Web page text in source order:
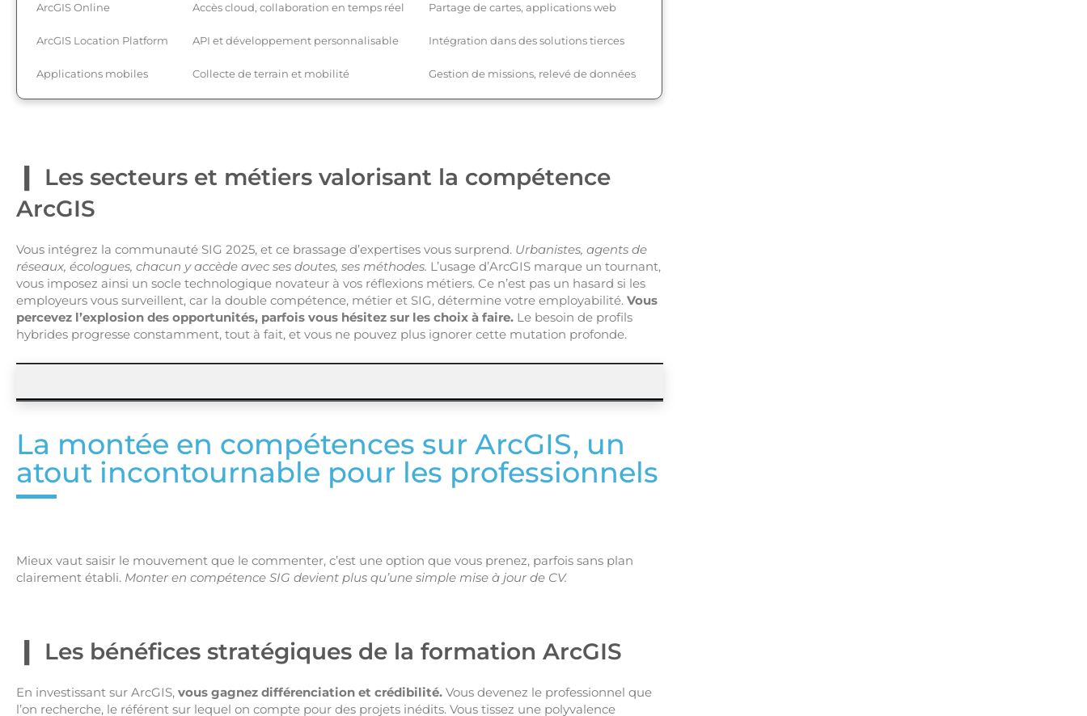
ArcGIS Online Accès cloud, collaboration en temps réel Partage de cartes, applications web
ArcGIS Location Platform API et développement personnalisable Intégration dans des solutions tierces
Applications mobiles Collecte de terrain et mobilité Gestion de missions, relevé de données
Les secteurs et métiers valorisant la compétence
ArcGIS
Vous intégrez la communauté SIG 2025, et ce brassage d’expertises vous surprend. Urbanistes, agents de
réseaux, écologues, chacun y accède avec ses doutes, ses méthodes. L’usage d’ArcGIS marque un tournant,
vous imposez ainsi un socle technologique novateur à vos réflexions métiers. Ce n’est pas un hasard si les
employeurs vous surveillent, car la double compétence, métier et SIG, détermine votre employabilité. Vous
percevez l’explosion des opportunités, parfois vous hésitez sur les choix à faire. Le besoin de profils
hybrides progresse constamment, tout à fait, et vous ne pouvez plus ignorer cette mutation profonde.
La montée en compétences sur ArcGIS, un
atout incontournable pour les professionnels
Mieux vaut saisir le mouvement que le commenter, c’est une option que vous prenez, parfois sans plan
clairement établi. Monter en compétence SIG devient plus qu’une simple mise à jour de CV.
Les bénéfices stratégiques de la formation ArcGIS
En investissant sur ArcGIS, vous gagnez différenciation et crédibilité. Vous devenez le professionnel que
l’on recherche, le référent sur lequel on compte pour des projets inédits. Vous tissez une polyvalence